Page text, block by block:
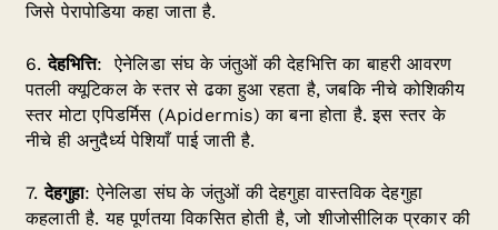
जिसे पेरापोडिया कहा जाता है.
6.देहभित्ति: ऐनेलिडा संघ के जंतुओं की देहभित्ति का बाहरी आवरण
पतली क्यूटिकल के स्तर से ढका हुआ रहता है, जबकि नीचे कोशिकीय
स्तर मोटा एपिडर्मिस (Apidermis) का बना होता है. इस स्तर के
नीचे ही अनुदैर्ध्य पेशियाँ पाई जाती है.
7.देहगुहा: ऐनेलिडा संघ के जंतुओं की देहगुहा वास्तविक देहगुहा
कहलाती है. यह पूर्णतया विकसित होती है, जो शीजोसीलिक प्रकार की